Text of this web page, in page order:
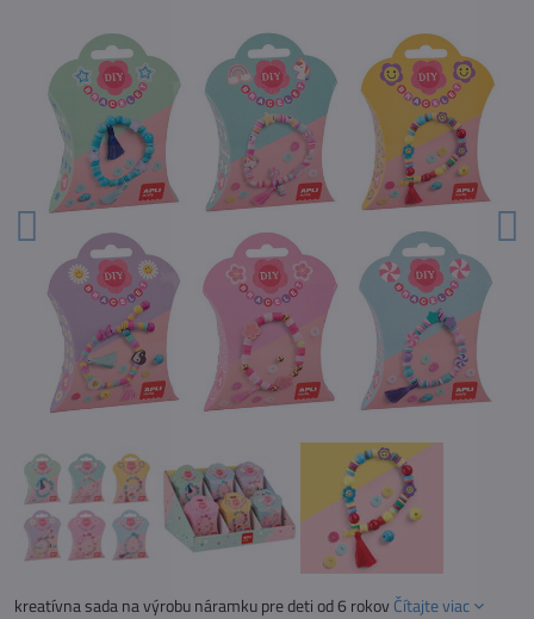
kreatívna sada na výrobu náramku pre deti od 6 rokovČítajte viac